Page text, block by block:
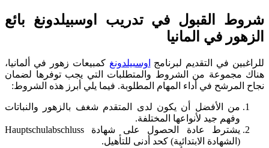
شروط القبول في تدريب اوسبيلدونغ بائع
الزهور في المانيا
للراغبين في التقديم لبرنامج اوسبيلدونغ كمبيعات زهور في ألمانيا،
هناك مجموعة من الشروط والمتطلبات التي يجب توفرها لضمان
نجاح المرشح في أداء المهام المطلوبة. فيما يلي أبرز هذه الشروط:
من الأفضل أن يكون لدى المتقدم شغف بالزهور والنباتات
وفهم جيد لأنواعها المختلفة.
يشترط عادة الحصول على شهادة Hauptschulabschluss
(الشهادة الابتدائية) كحد أدنى للتأهيل.